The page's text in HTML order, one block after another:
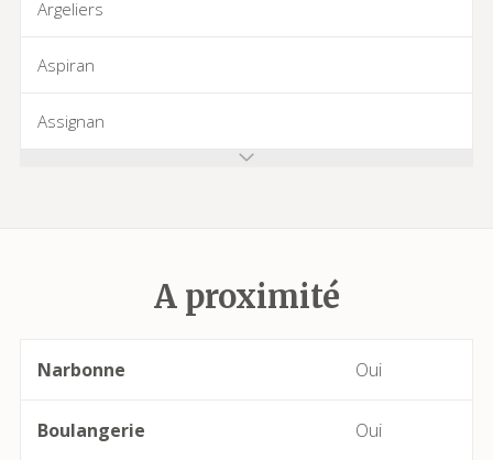
Argeliers
Aspiran
Assignan
Babeau-BouldouxA proximité
Narbonne Oui
Boulangerie Oui